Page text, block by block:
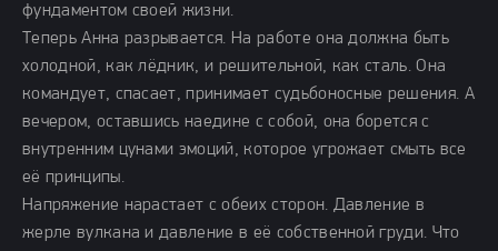
фундаментом своей жизни.
Теперь Анна разрывается. На работе она должна быть
холодной, как лёдник, и решительной, как сталь. Она
командует, спасает, принимает судьбоносные решения. А
вечером, оставшись наедине с собой, она борется с
внутренним цунами эмоций, которое угрожает смыть все
её принципы.
Напряжение нарастает с обеих сторон. Давление в
жерле вулкана и давление в её собственной груди. Что